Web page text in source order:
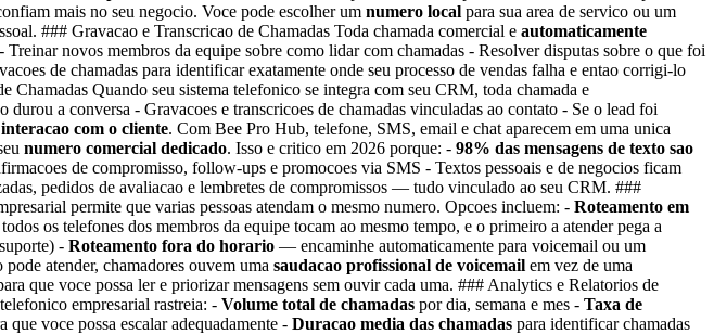
mais no seu negocio. Voce pode escolher um numero local para sua area de servico ou um
### Gravacao e Transcricao de Chamadas Toda chamada comercial e automaticamente
novos membros da equipe sobre como lidar com chamadas - Resolver disputas sobre o que foi
de chamadas para identificar exatamente onde seu processo de vendas falha e entao corrigi-lo
Chamadas Quando seu sistema telefonico se integra com seu CRM, toda chamada e
a conversa - Gravacoes e transcricoes de chamadas vinculadas ao contato - Se o lead foi
com o cliente. Com Bee Pro Hub, telefone, SMS, email e chat aparecem em uma unica
numero comercial dedicado. Isso e critico em 2026 porque: - 98% das mensagens de texto sao
de compromisso, follow-ups e promocoes via SMS - Textos pessoais e de negocios ficam
pedidos de avaliacao e lembretes de compromissos — tudo vinculado ao seu CRM. ###
permite que varias pessoas atendam o mesmo numero. Opcoes incluem: - Roteamento em
os telefones dos membros da equipe tocam ao mesmo tempo, e o primeiro a atender pega a
- Roteamento fora do horario — encaminhe automaticamente para voicemail ou um
atender, chamadores ouvem uma saudacao profissional de voicemail em vez de uma
que voce possa ler e priorizar mensagens sem ouvir cada uma. ### Analytics e Relatorios de
empresarial rastreia: - Volume total de chamadas por dia, semana e mes - Taxa de
que voce possa escalar adequadamente - Duracao media das chamadas para identificar chamadas